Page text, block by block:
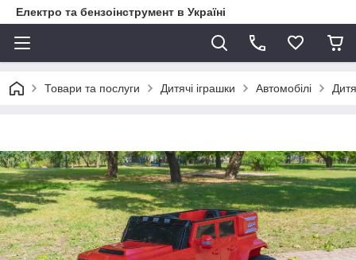
Електро та бензоінструмент в Україні
Товари та послуги Дитячі іграшки Автомобілі